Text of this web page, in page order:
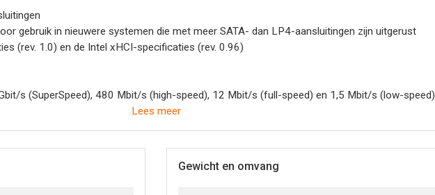
gebruik in nieuwere systemen die met meer SATA- dan LP4-aansluitingen zijn uitgerust
(rev. 1.0) en de Intel xHCI-specificaties (rev. 0.96)
s (SuperSpeed), 480 Mbit/s (high-speed), 12 Mbit/s (full-speed) en 1,5 Mbit/s (low-speed)
protocollen: Control/bulk/interrupt/isochrone overdracht
Lees meer
Gewicht en omvang